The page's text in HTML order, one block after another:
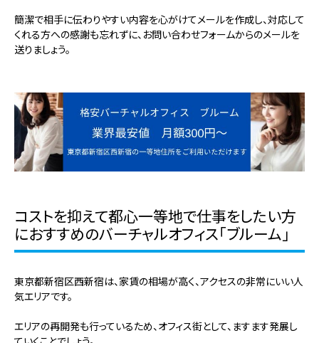
簡潔で相手に伝わりやすい内容を心がけてメールを作成し、対応して
くれる方への感謝も忘れずに、お問い合わせフォームからのメールを
送りましょう。
コストを抑えて都心一等地で仕事をしたい方
におすすめのバーチャルオフィス「ブルーム」
東京都新宿区西新宿は、家賃の相場が高く、アクセスの非常にいい人
気エリアです。
エリアの再開発も行っているため、オフィス街として、ますます発展し